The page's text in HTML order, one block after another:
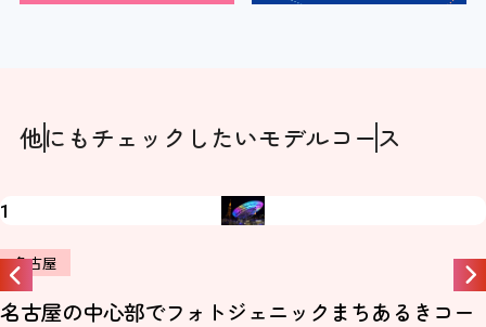
他にもチェックしたいモデルコース
2
名古屋
尾張徳川家とモノづくり★名古屋ミュージアムツア